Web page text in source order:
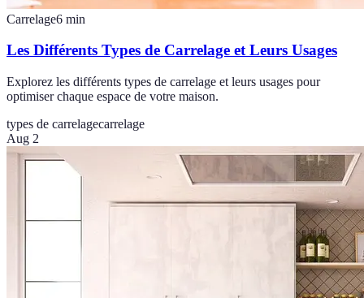
Carrelage6 min
Les Différents Types de Carrelage et Leurs Usages
Explorez les différents types de carrelage et leurs usages pour
optimiser chaque espace de votre maison.
types de carrelagecarrelage
Aug 2